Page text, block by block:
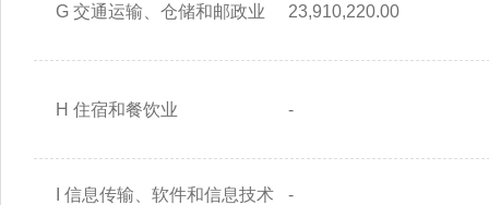
G 交通运输、仓储和邮政业 23,910,220.00
H 住宿和餐饮业 -
I 信息传输、软件和信息技术
-